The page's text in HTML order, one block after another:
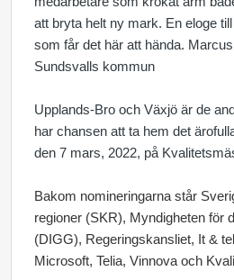
att bryta helt ny mark. En eloge
som får det här att hända.
Sundsvalls kommun
Upplands-Bro och Växjö är de
har chansen att ta hem det
den 7 mars, 2022, på
Bakom nomineringarna står
regioner (SKR), Myndigheten för
(DIGG), Regeringskansliet, It &
Microsoft, Telia, Vinnova och